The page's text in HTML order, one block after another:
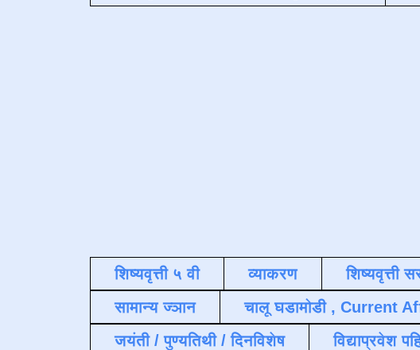
शिष्यवृत्ती ५ वी व्याकरण शिष्यवृत्ती
सामान्य ज्ञान
चालू घडामोडी , Current
जयंती / पुण्यतिथी / दिनविशेष
विद्याप्रवेश